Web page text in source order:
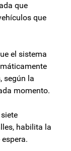
que
que
el sistema
según la
momento.
habilita la